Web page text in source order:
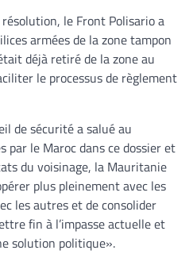
le Front Polisario a
armées de la zone tampon
déjà retiré de la zone au
le processus de règlement
de sécurité a salué au
par le Maroc dans ce dossier et
du voisinage, la Mauritanie
plus pleinement avec les
les autres et de consolider
fin à l’impasse actuelle et
solution politique».